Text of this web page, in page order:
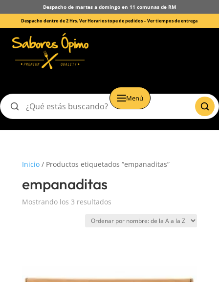
Despacho de martes a domingo en 11 comunas de RM
Despacho dentro de 2 Hrs. Ver Horarios tope de pedidos –Ver tiempos de entrega
Menú
Buscar
Inicio/ Productos etiquetados “empanaditas”
empanaditas
Mostrando los 3 resultados